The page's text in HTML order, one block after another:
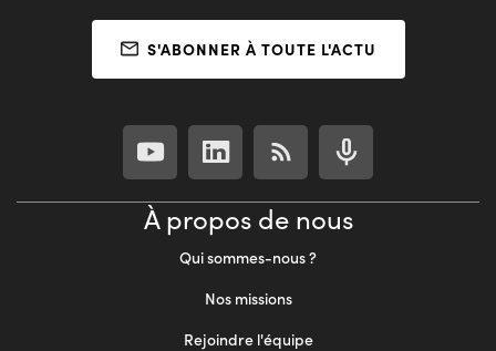
S'ABONNER À TOUTE L'ACTU
À propos de nous
Qui sommes-nous ?
Nos missions
Rejoindre l'équipe